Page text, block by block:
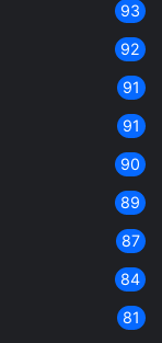
93
92
91
91
90
89
87
84
81